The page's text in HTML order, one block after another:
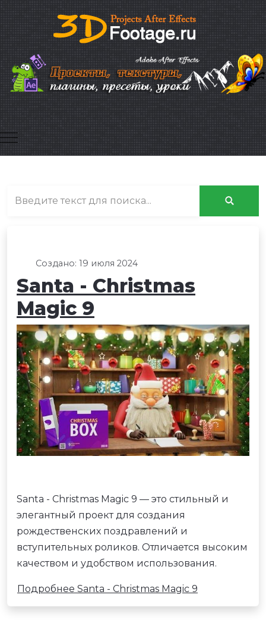
Mobile Menu Toggle
Создано: 19 июля 2024
Santa - Christmas
Magic 9
Santa - Christmas Magic 9 — это стильный и
элегантный проект для создания
рождественских поздравлений и
вступительных роликов. Отличается высоким
качеством и удобством использования.
Подробнее Santa - Christmas Magic 9